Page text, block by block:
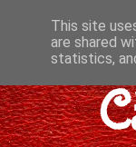
This site
are shared
statistics,